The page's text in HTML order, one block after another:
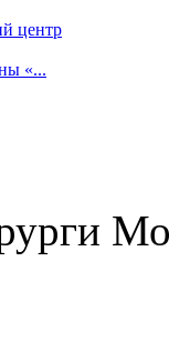
центр
«...